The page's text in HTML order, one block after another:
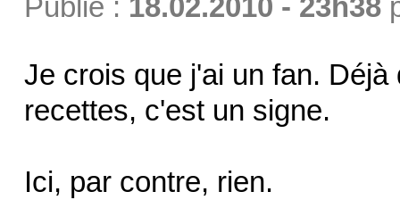
Publié : 18.02.2010 - 23h38
Je crois que j'ai un fan.
recettes, c'est un signe.
Ici, par contre, rien.